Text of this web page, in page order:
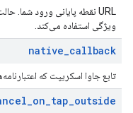
URL نقطه پایانی ورود شما. حالت UX
ویژگی استفاده می‌کند.
native_callback
تابع جاوا اسکریپت که
_on_tap_outside